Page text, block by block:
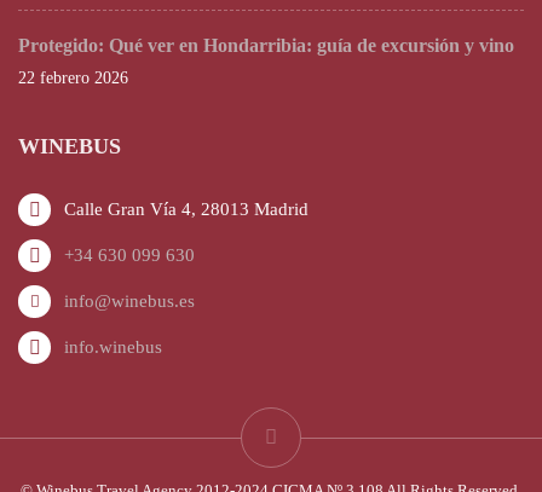
Protegido: Qué ver en Hondarribia: guía de excursión y vino
22 febrero 2026
WINEBUS
Calle Gran Vía 4, 28013 Madrid
+34 630 099 630
info@winebus.es
info.winebus